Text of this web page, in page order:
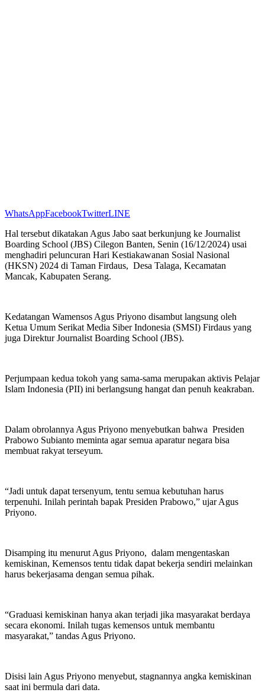
WhatsAppFacebookTwitterLINE
Hal tersebut dikatakan Agus Jabo saat berkunjung ke Journalist
Boarding School (JBS) Cilegon Banten, Senin (16/12/2024) usai
menghadiri peluncuran Hari Kestiakawanan Sosial Nasional
(HKSN) 2024 di Taman Firdaus, Desa Talaga, Kecamatan
Mancak, Kabupaten Serang.
Kedatangan Wamensos Agus Priyono disambut langsung oleh
Ketua Umum Serikat Media Siber Indonesia (SMSI) Firdaus yang
juga Direktur Journalist Boarding School (JBS).
Perjumpaan kedua tokoh yang sama-sama merupakan aktivis Pelajar
Islam Indonesia (PII) ini berlangsung hangat dan penuh keakraban.
Dalam obrolannya Agus Priyono menyebutkan bahwa Presiden
Prabowo Subianto meminta agar semua aparatur negara bisa
membuat rakyat terseyum.
“Jadi untuk dapat tersenyum, tentu semua kebutuhan harus
terpenuhi. Inilah perintah bapak Presiden Prabowo,” ujar Agus
Priyono.
Disamping itu menurut Agus Priyono, dalam mengentaskan
kemiskinan, Kemensos tentu tidak dapat bekerja sendiri melainkan
harus bekerjasama dengan semua pihak.
“Graduasi kemiskinan hanya akan terjadi jika masyarakat berdaya
secara ekonomi. Inilah tugas kemensos untuk membantu
masyarakat,” tandas Agus Priyono.
Disisi lain Agus Priyono menyebut, stagnannya angka kemiskinan
saat ini bermula dari data.